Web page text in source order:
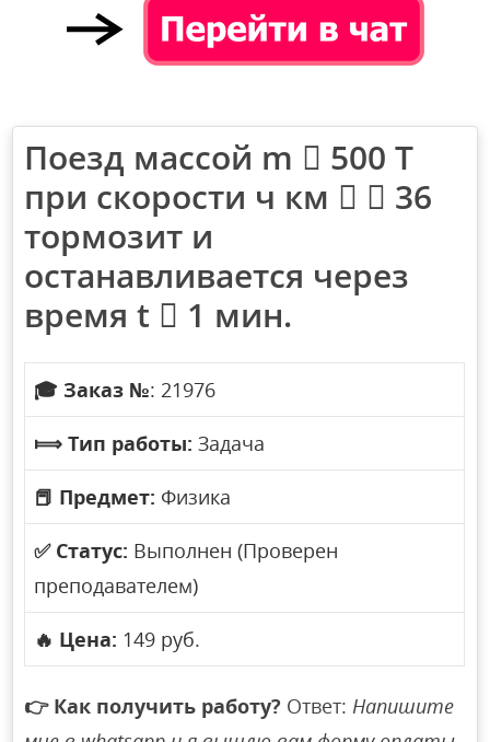
Поезд массой m  500 Т
при скорости ч км   36
тормозит и
останавливается через
время t  1 мин.
🎓 Заказ №: 21976
⟾ Тип работы: Задача
📕 Предмет: Физика
✅ Статус: Выполнен (Проверен
преподавателем)
🔥 Цена: 149 руб.
👉 Как получить работу? Ответ:Напишите